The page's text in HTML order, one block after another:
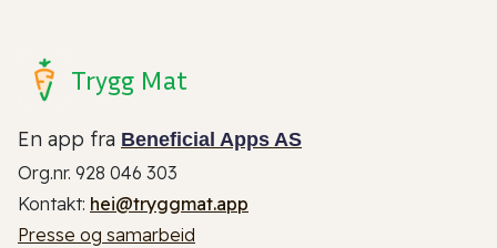
Trygg Mat
En app fra Beneficial Apps AS
Org.nr. 928 046 303
Kontakt: hei@tryggmat.app
Presse og samarbeid